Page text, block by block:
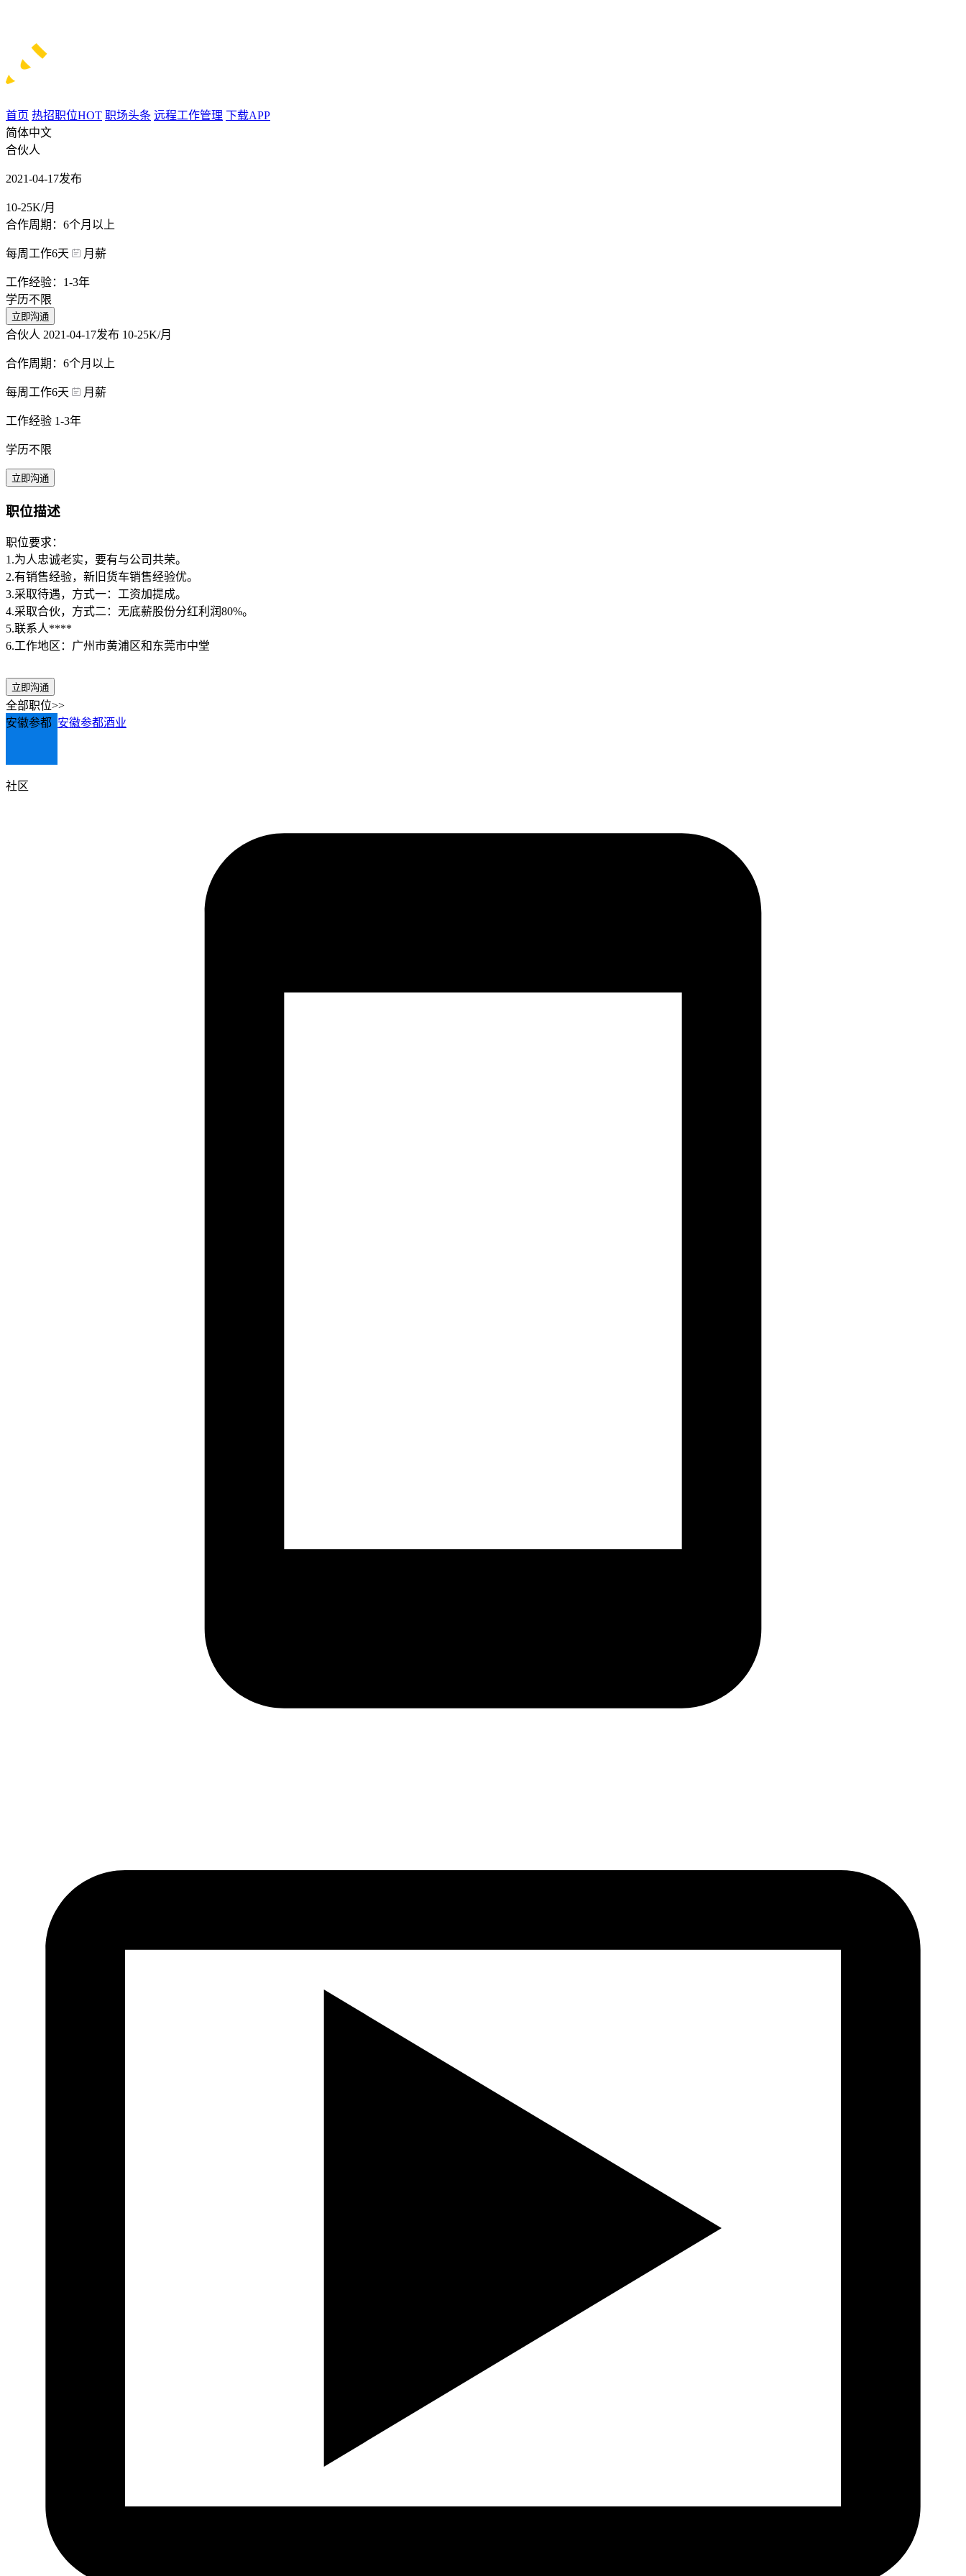
首页 热招职位HOT 职场头条 远程工作管理 下载APP
简体中文
合伙人
2021-04-17发布
10-25K/月
合作周期：6个月以上
每周工作6天 月薪
工作经验：1-3年
学历不限
立即沟通
合伙人 2021-04-17发布 10-25K/月
合作周期：6个月以上
每周工作6天 月薪
工作经验 1-3年
学历不限
立即沟通
职位描述
职位要求：
1.为人忠诚老实，要有与公司共荣。
2.有销售经验，新旧货车销售经验优。
3.采取待遇，方式一：工资加提成。
4.采取合伙，方式二：无底薪股份分红利润80%。
5.联系人****
6.工作地区：广州市黄浦区和东莞市中堂
立即沟通
全部职位>>
安徽参都 安徽参都酒业
社区